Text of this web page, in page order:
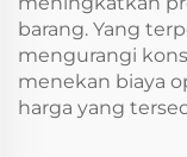
barang. Yang
mengurangi
menekan biaya
harga yang